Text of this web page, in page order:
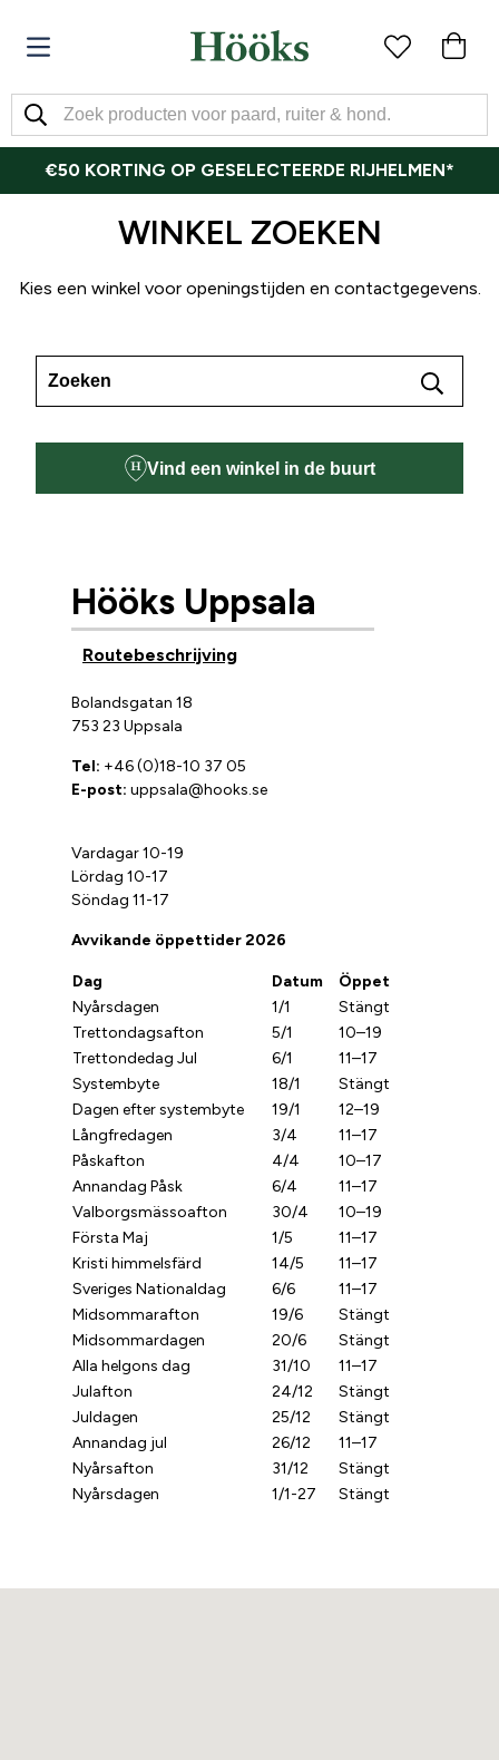
€50 KORTING OP GESELECTEERDE RIJHELMEN*
WINKEL ZOEKEN
Kies een winkel voor openingstijden en contactgegevens.
Vind een winkel in de buurt
Hööks Uppsala
Routebeschrijving
Bolandsgatan 18
753 23 Uppsala
Tel: +46 (0)18-10 37 05
E-post: uppsala@hooks.se
Vardagar 10-19
Lördag 10-17
Söndag 11-17
Avvikande öppettider 2026
Dag Datum
Öppet
Nyårsdagen
1/1
Stängt
Trettondagsafton
5/1
10–19
Trettondedag Jul
6/1
11–17
Systembyte
18/1
Stängt
Dagen efter systembyte
19/1
12–19
Långfredagen
3/4
11–17
Påskafton
4/4
10–17
Annandag Påsk
6/4
11–17
Valborgsmässoafton
30/4
10–19
Första Maj
1/5
11–17
Kristi himmelsfärd
14/5
11–17
Sveriges Nationaldag
6/6
11–17
Midsommarafton
19/6
Stängt
Midsommardagen
20/6
Stängt
Alla helgons dag
31/10
11–17
Julafton
24/12
Stängt
Juldagen
25/12
Stängt
Annandag jul
26/12
11–17
Nyårsafton
31/12
Stängt
Nyårsdagen
1/1-27 Stängt